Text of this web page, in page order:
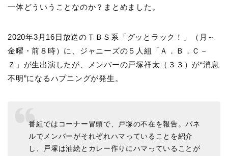
一体どういうことなのか？まとめました。
2020年3月16日放送のＴＢＳ系「グッとラック！」（月～
金曜・前８時）に、ジャニーズの５人組「Ａ．Ｂ．Ｃ－
Ｚ」が生出演したが、メンバーの戸塚祥太（３３）が“消息
不明”になるハプニングが発生。
番組ではコーナー冒頭で、戸塚の不在を報告。パネ
ルでメンバーがそれぞれハマっていることを紹介
し、戸塚は油絵とカレー作りにハマっていることが